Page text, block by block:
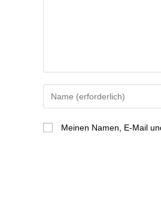
Meinen Namen, E-Mail